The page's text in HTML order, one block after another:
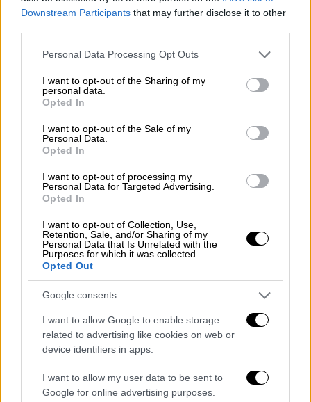
Downstream Participants that may further disclose it to other
Please note that this website/app uses one or more Google
not limited to your visit or usage behaviour. You may click to
grant or deny consent to Google and its third-party tags to
use your data for below specified purposes in below Google
consent section.
Personal Data Processing Opt Outs
I want to opt-out of the Sharing of my
personal data.
Opted In
I want to opt-out of the Sale of my
Personal Data.
Opted In
I want to opt-out of processing my
Personal Data for Targeted Advertising.
Opted In
I want to opt-out of Collection, Use,
Retention, Sale, and/or Sharing of my
Personal Data that Is Unrelated with the
Purposes for which it was collected.
Opted Out
Google consents
I want to allow Google to enable storage
related to advertising like cookies on web or
device identifiers in apps.
I want to allow my user data to be sent to
Google for online advertising purposes.
είναι ένα πάρα πολύ δύσκολο έργο.
ΕΝ ΑΘΗΝΑΙΣ Πράξη Τρίτη: Το Όραμα
- 'Μια ιδέα που μεγάλωσε στα
γήπεδα και στις
κερκίδες.'https://t.co/mL9NSh0Slk#
Panathinaikos
pic.twitter.com/fE6utNPncH
March 7, 2026
Θέλω να είμαι δίκαιος και προσεκτικός.
Υπάρχει ένα Προεδρικό Διάταγμα του
Ελαιώνα του ‘95 και ταλαιπωρούμαστε 30
χρόνια. Επέλεξε να κάνει ο κ. Μπακογιάννης
να κάνει διμερώς διαπραγματεύσεις και να
πηγαίνει σε κάθε ιδιώτη και να λέει θέλω το
οικόπεδο. Είχε μία μεγάλη δυσκολία σε
αυτό. Εμείς παρουσιάσαμε ένα άλλο